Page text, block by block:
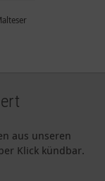
aus unseren
Klick kündbar.